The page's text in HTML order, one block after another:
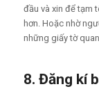
đầu và xin để tạm
hơn. Hoặc nhờ
những giấy tờ
8. Đăng kí